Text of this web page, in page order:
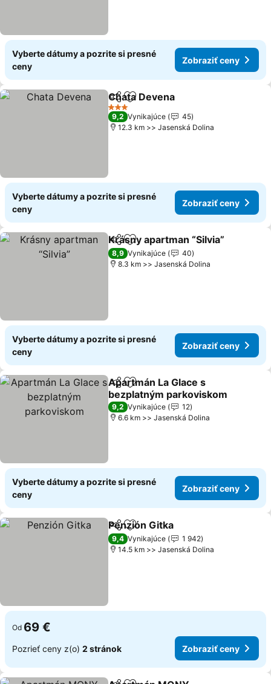
Vyberte dátumy a pozrite si presné
ceny
Zobraziť ceny
ZdieľaťPridať do obľúbených
Chata Devena
3 Počet hviezdičiek
9,2 Vynikajúce
45
12.3 km >> Jasenská Dolina
Vyberte dátumy a pozrite si presné
ceny
Zobraziť ceny
ZdieľaťPridať do obľúbených
Krásny apartman “Silvia”
8,9 Vynikajúce
40
8.3 km >> Jasenská Dolina
Vyberte dátumy a pozrite si presné
ceny
Zobraziť ceny
ZdieľaťPridať do obľúbených
Apartmán La Glace s
bezplatným parkoviskom
9,2 Vynikajúce
12
6.6 km >> Jasenská Dolina
Vyberte dátumy a pozrite si presné
ceny
Zobraziť ceny
ZdieľaťPridať do obľúbených
Penzión Gitka
9,4 Vynikajúce
1 942
14.5 km >> Jasenská Dolina
Od 69 €
Pozrieť ceny z(o) 2 stránok Zobraziť ceny